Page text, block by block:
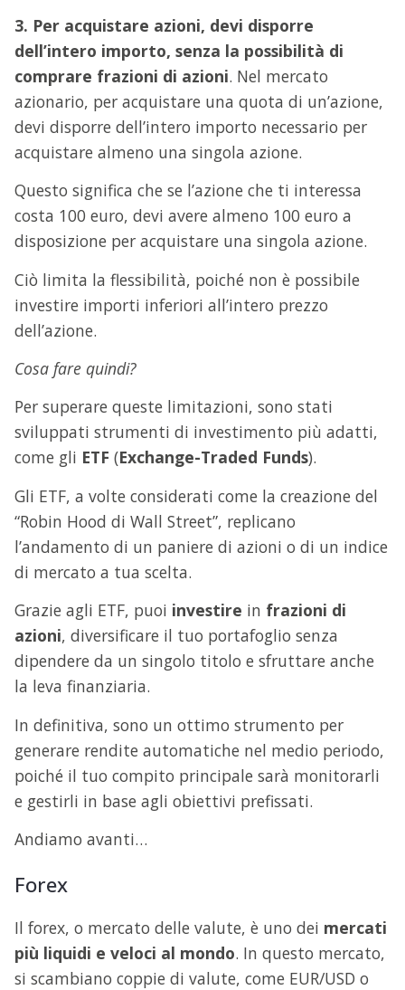
3. Per acquistare azioni, devi disporre
dell’intero importo, senza la possibilità di
comprare frazioni di azioni. Nel mercato
azionario, per acquistare una quota di un’azione,
devi disporre dell’intero importo necessario per
acquistare almeno una singola azione.
Questo significa che se l’azione che ti interessa
costa 100 euro, devi avere almeno 100 euro a
disposizione per acquistare una singola azione.
Ciò limita la flessibilità, poiché non è possibile
investire importi inferiori all’intero prezzo
dell’azione.
Cosa fare quindi?
Per superare queste limitazioni, sono stati
sviluppati strumenti di investimento più adatti,
come gli ETF (Exchange-Traded Funds).
Gli ETF, a volte considerati come la creazione del
“Robin Hood di Wall Street”, replicano
l’andamento di un paniere di azioni o di un indice
di mercato a tua scelta.
Grazie agli ETF, puoi investire in frazioni di
azioni, diversificare il tuo portafoglio senza
dipendere da un singolo titolo e sfruttare anche
la leva finanziaria.
In definitiva, sono un ottimo strumento per
generare rendite automatiche nel medio periodo,
poiché il tuo compito principale sarà monitorarli
e gestirli in base agli obiettivi prefissati.
Andiamo avanti…
Forex
Il forex, o mercato delle valute, è uno dei mercati
più liquidi e veloci al mondo. In questo mercato,
si scambiano coppie di valute, come EUR/USD o